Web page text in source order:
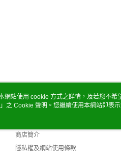
關於我們
商店簡介
隱私權及網站使用條款
網站使用 cookie 方式之詳情，及若您不
」之 Cookie 聲明。您繼續使用本網站即表